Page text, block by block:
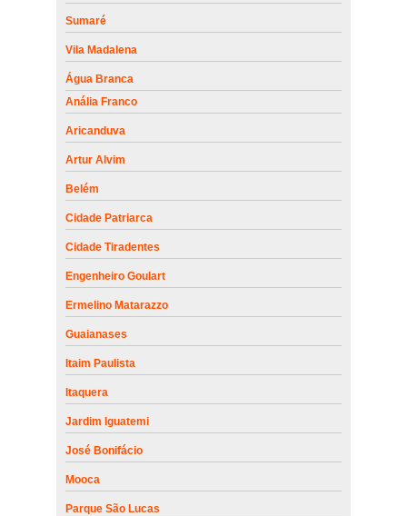
Sumaré
Vila Madalena
Água Branca
Anália Franco
Aricanduva
Artur Alvim
Belém
Cidade Patriarca
Cidade Tiradentes
Engenheiro Goulart
Ermelino Matarazzo
Guaianases
Itaim Paulista
Itaquera
Jardim Iguatemi
José Bonifácio
Mooca
Parque São Lucas